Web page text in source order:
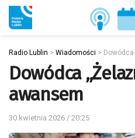
Radio Lublin > Wiadomości >
Dowódca
awansem
30 kwietnia 2026 / 20:25